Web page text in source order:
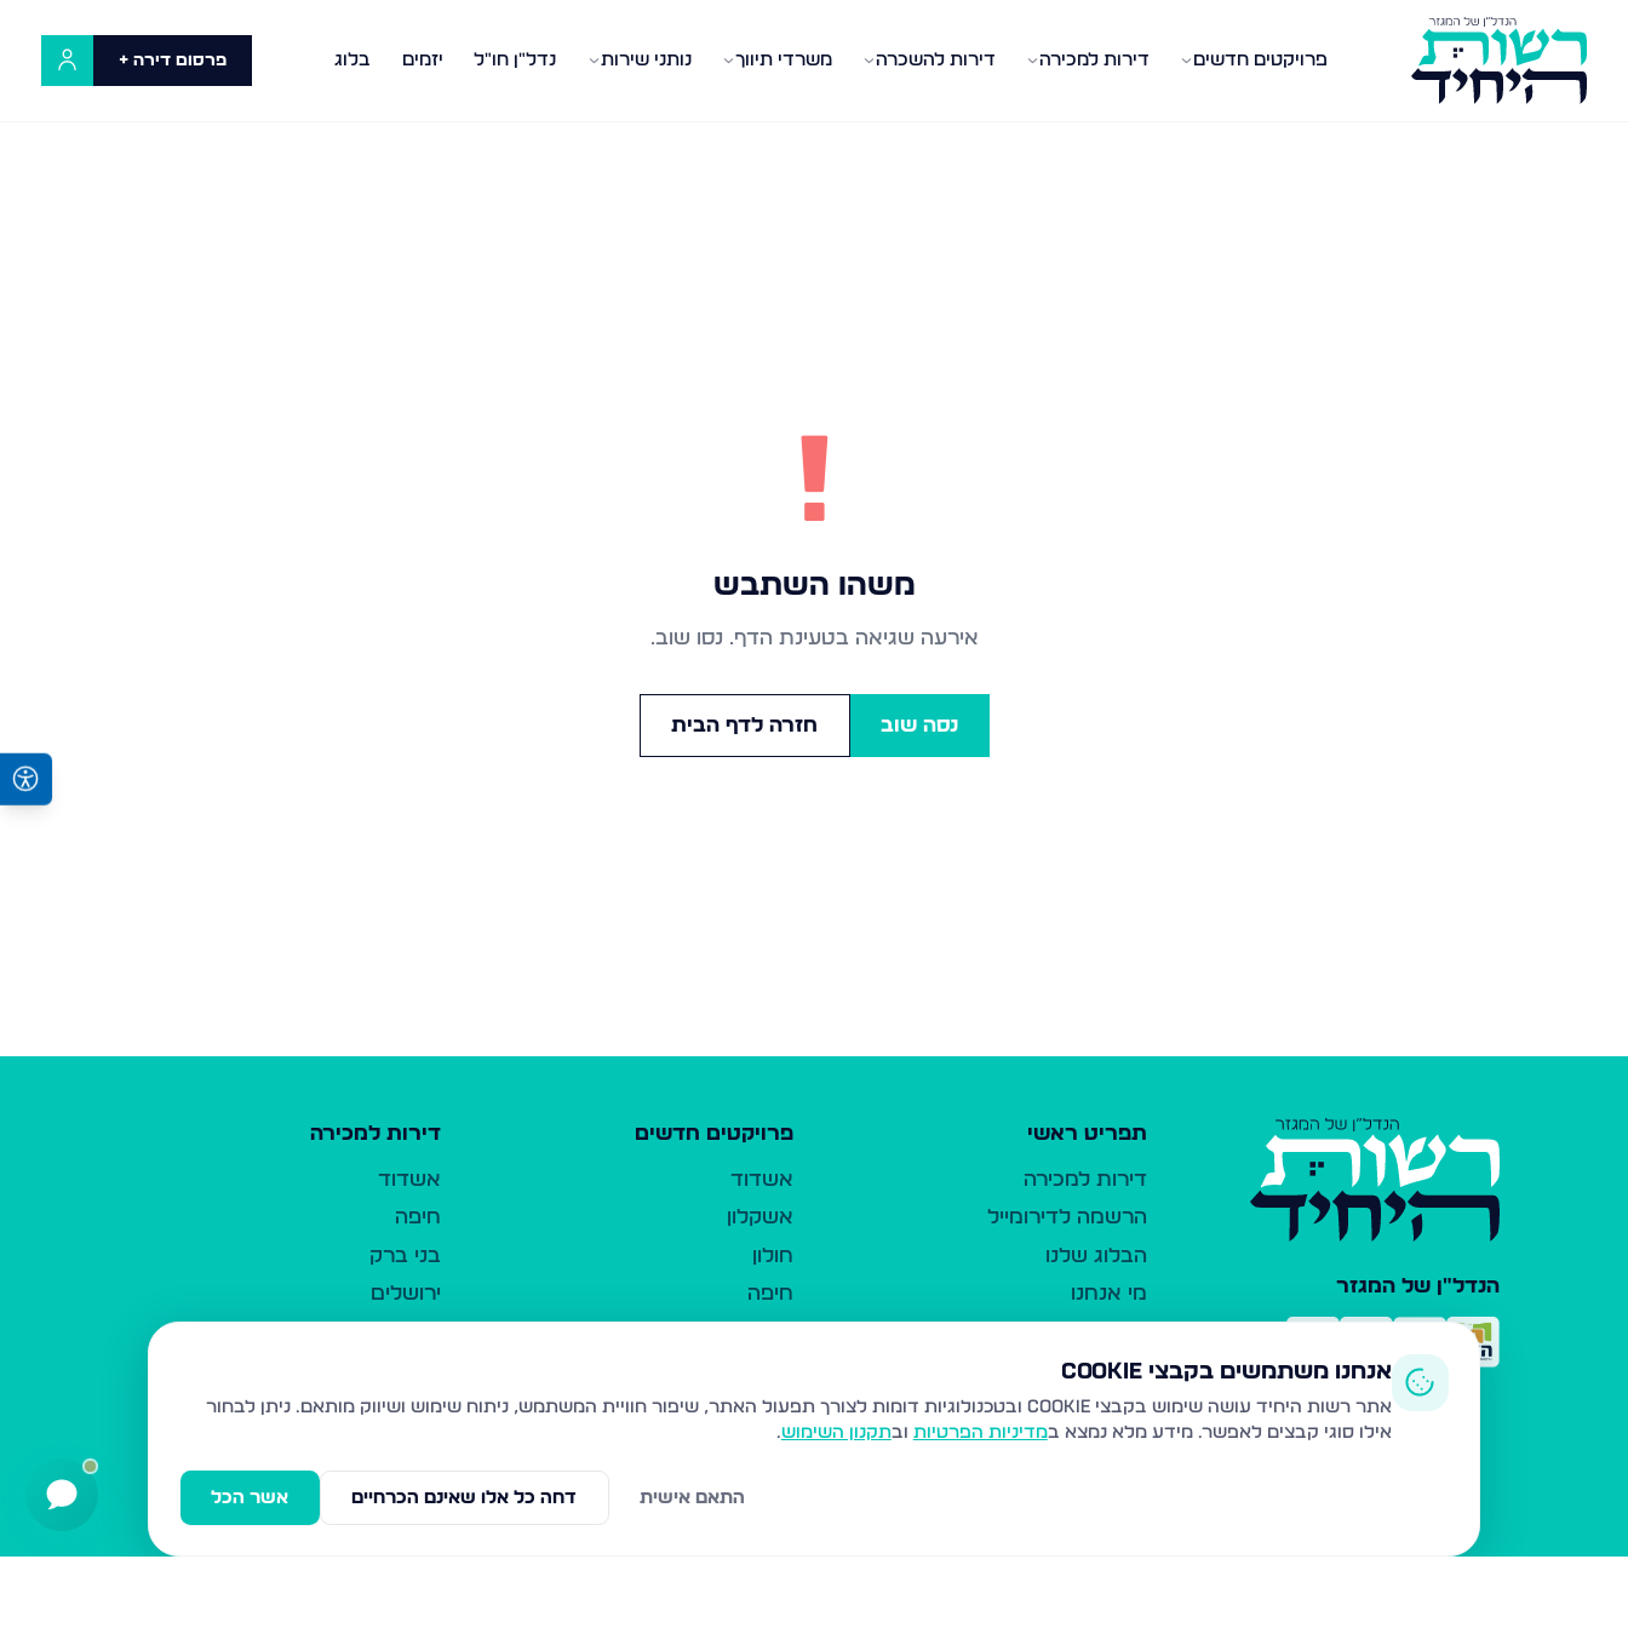
פרויקטים חדשים דירות למכירה דירות להשכרה משרדי תיווך נותני שירות נדל"ן חו"ל יזמים בלוג פרסום דירה +
!
משהו השתבש
אירעה שגיאה בטעינת הדף. נסו שוב.
נסה שוב חזרה לדף הבית
הנדל"ן של המגזר
תפריט ראשי
דירות למכירה
הרשמה לדירומייל
הבלוג שלנו
מי אנחנו
כלי עזר
פרסום ברשות היחיד
משרדי תיווך
פרויקטים חדשים
אשדוד
אשקלון
חולון
חיפה
נהריה
עמנואל
דירות למכירה
אשדוד
חיפה
בני ברק
ירושלים
בית שמש
ביתר עילית
אנחנו משתמשים בקבצי Cookie
אתר רשות היחיד עושה שימוש בקבצי Cookie ובטכנולוגיות דומות לצורך תפעול האתר, שיפור חוויית המשתמש, ניתוח שימוש ושיווק מותאם.
ניתן לבחור
אילו סוגי קבצים לאפשר. מידע מלא נמצא במדיניות הפרטיות ובתקנון השימוש.
אשר הכל דחה כל אלו שאינם הכרחיים התאם אישית